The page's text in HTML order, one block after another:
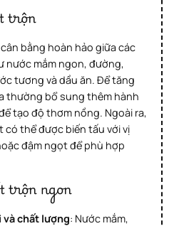
trộn
nước mắm ngon, đường,
tương và dầu ăn. Để tăng
thường bổ sung thêm hành
tạo độ thơm nồng. Ngoài ra,
thể được biến tấu với vị
đậm ngọt để phù hợp
trộn ngon
và chất lượng: Nước mắm,